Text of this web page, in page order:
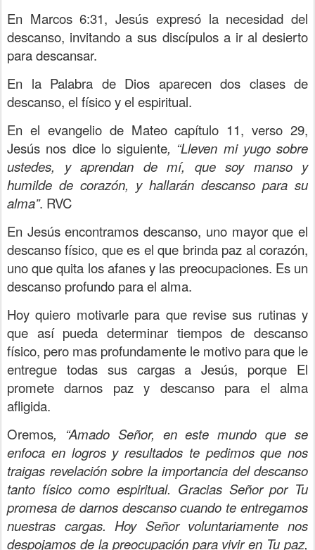
En Marcos 6:31, Jesús expresó la necesidad del
descanso, invitando a sus discípulos a ir al desierto
para descansar.
En la Palabra de Dios aparecen dos clases de
descanso, el físico y el espiritual.
En el evangelio de Mateo capítulo 11, verso 29,
Jesús nos dice lo siguiente, “Lleven mi yugo sobre
ustedes, y aprendan de mí, que soy manso y
humilde de corazón, y hallarán descanso para su
alma”. RVC
En Jesús encontramos descanso, uno mayor que el
descanso físico, que es el que brinda paz al corazón,
uno que quita los afanes y las preocupaciones. Es un
descanso profundo para el alma.
Hoy quiero motivarle para que revise sus rutinas y
que así pueda determinar tiempos de descanso
físico, pero mas profundamente le motivo para que le
entregue todas sus cargas a Jesús, porque El
promete darnos paz y descanso para el alma
afligida.
Oremos, “Amado Señor, en este mundo que se
enfoca en logros y resultados te pedimos que nos
traigas revelación sobre la importancia del descanso
tanto físico como espiritual. Gracias Señor por Tu
promesa de darnos descanso cuando te entregamos
nuestras cargas. Hoy Señor voluntariamente nos
despojamos de la preocupación para vivir en Tu paz,